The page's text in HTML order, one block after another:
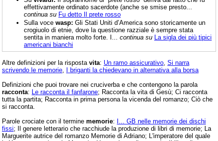
effettivamente ordinato sacerdote (anche se smise presto...
continua su Fu detto Il prete rosso
Sulla voce wasp: Gli Stati Uniti d’America sono storicamente un
crogiuolo di etnie, dove la questione razziale è sempre stata
sentita in maniera molto forte. I... continua su La sigla dei più tipici
americani bianchi
Altre definizioni per la risposta vita: Un ramo assicurativo Si narra
scrivendo le memorie I briganti la chiedevano in alternativa alla borsa
Definizioni che puoi trovare nei cruciverba e che contengono la parola
racconta: Le racconta il fanfarone; Racconta la vita di Gesù; Ci racconta
tutta la partita; Racconta in prima persona la vicenda del romanzo; Ciò che
si racconta.
Parole crociate con il termine memorie: I... GB nelle memorie dei dischi
fissi; Il genere letterario che racchiude la produzione di libri di memorie; La
Marguerite autrice del romanzo Memorie di Adriano; L'imperatore del quale